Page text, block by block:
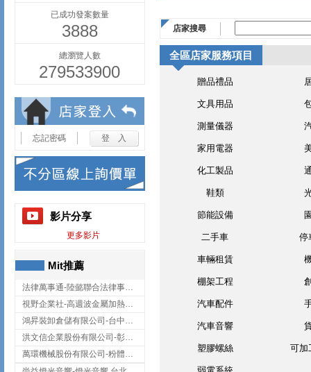
已成功發案數量
3888
總瀏覽人數
279533900
忘記密碼
影片分享
更多影片
Mit推薦
法律萬事通-陸懿聯合法律事務所
視野企業社-高週波金屬加熱設備,彰化高週波金屬加熱設備
鴻昇裝卸倉儲有限公司-台中貨櫃裝卸
洪文信企業股份有限公司-彰化鋅合金鑄造,彰化五金加工,彰化五金配件
萬環機械股份有限公司-粉體塗裝設備,輸送機,輸送機設備,台南輸送機
店家搜尋
全區店家服務項目
贈品禮品
文具用品
測量儀器
家用電器
化工製品
鞋類
節能設備
二手車 停
車輛租賃
棚架工程
汽車配件
汽車音響
塑膠螺絲 可加